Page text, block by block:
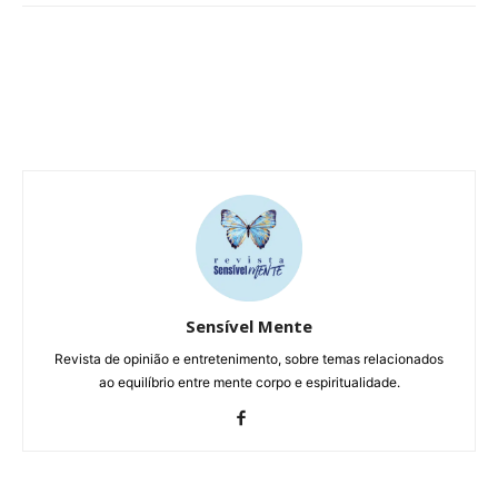
Sensível Mente
Revista de opinião e entretenimento, sobre temas relacionados
ao equilíbrio entre mente corpo e espiritualidade.